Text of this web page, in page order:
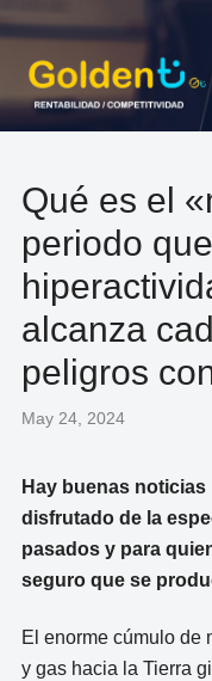
to
content
Qué es el
periodo
alcanza
peligros
May 24, 2024
Hay buenas
disfrutado de la
pasados y para
seguro que se
El enorme cúmulo de
y gas hacia la Tierra